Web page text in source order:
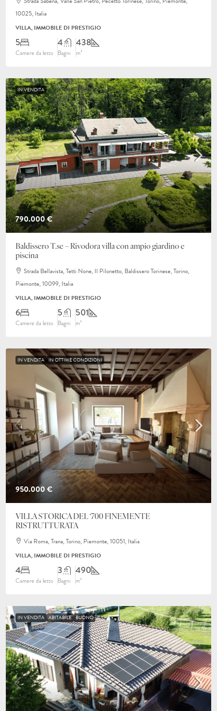
10025, Italia
VILLA, IMMOBILE DI PRESTIGIO
5
Camere da letto
4
Bagni
438
m²
IN VENDITA
790.000 €
Baldissero T.se – Rivodora villa con ampio giardino e
piscina
Strada Bellavista, Tetti None, Il Pilonetto, Baldissero Torinese, Torino,
Piemonte, 10099, Italia
VILLA, IMMOBILE DI PRESTIGIO
6
Camere da letto
5
Bagni
501
m²
IN VENDITA IN OTTIME CONDIZIONI
950.000 €
VILLA STORICA DEL ‘700 FINEMENTE
RISTRUTTURATA
Via Roma, Trana, Torino, Piemonte, 10051, Italia
VILLA, IMMOBILE DI PRESTIGIO
4
Camere da letto
3
Bagni
490
m²
IN VENDITA ABITABILE BUONO